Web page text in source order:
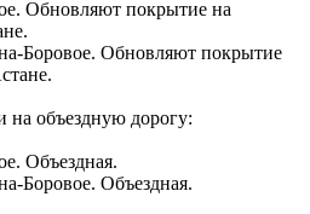
Боровое. Обновляют покрытие
на объездную дорогу:
Боровое. Объездная.